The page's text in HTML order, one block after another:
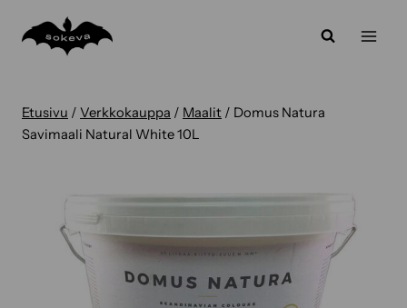
sisältöön
Etusivu / Verkkokauppa / Maalit / Domus Natura
Savimaali Natural White 10L